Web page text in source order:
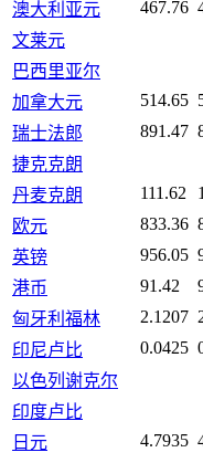
澳大利亚元 467.76
文莱元
巴西里亚尔
加拿大元
514.65
瑞士法郎
891.47
捷克克朗
丹麦克朗
111.62
欧元
833.36
英镑
956.05
港币
91.42
匈牙利福林
2.1207
印尼卢比
0.0425
以色列谢克尔
印度卢比
日元
4.7935